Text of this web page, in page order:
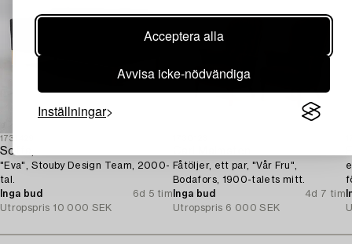
Acceptera alla
Avvisa icke-nödvändiga
Inställningar
1731429
Soffa,
"Eva", Stouby Design Team, 2000-
tal.
Inga bud
6d 5 tim
Utropspris 10 000 SEK
Fåtöljer, ett par, "Vår Fru",
Bodafors, 1900-talets mitt.
Inga bud
4d 7 tim
Utropspris 6 000 SEK